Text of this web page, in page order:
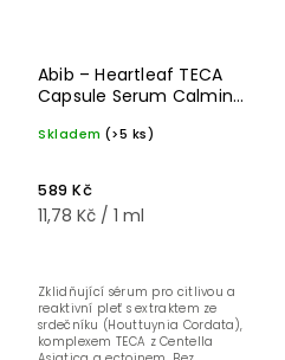
mastnou
pleť
Pro citlivou
Abib – Heartleaf TECA
Capsule Serum Calming
pro citlivou pleť + TECA
Skladem (>5 ks)
589 Kč
11,78 Kč / 1 ml
Zklidňující sérum pro citlivou a
reaktivní pleť s extraktem ze
srdečníku (Houttuynia Cordata),
komplexem TECA z Centella